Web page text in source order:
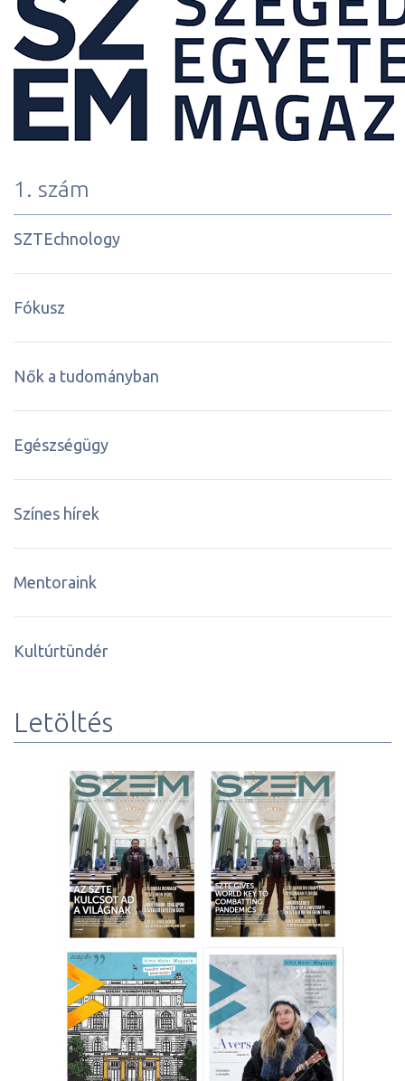
1. szám
SZTEchnology
Fókusz
Nők a tudományban
Egészségügy
Színes hírek
Mentoraink
Kultúrtündér
Letöltés